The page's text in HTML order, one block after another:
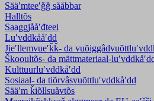
Sääʹmteeʹǧǧ sååbbar
Halltõs
Saaǥǥjååʹđteei
Luʹvddkååʹdd
Jieʹllemvueʹǩǩ- da
Škooultõs- da mättmateriaal-
Kulttuurluʹvddkåʹdd
Sosiaal- da tiõrvâsvuõttluʹvddkåʹdd
Sääʹm ǩiõllsuåvtõs